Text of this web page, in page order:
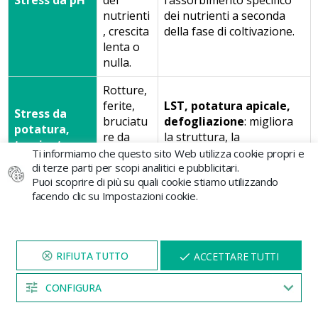
nutrienti
, crescita
lenta o
nulla.
dei nutrienti a seconda
della fase di coltivazione.
Stress da
potatura,
trapianto o
allenamento
Rotture,
ferite,
bruciatu
re da
esposizi
one o
vento.
LST, potatura apicale,
defogliazione: migliora
la struttura, la
distribuzione luminosa e
la produzione di cime.
eccesso
di
irrigazio
fertilizza
Ti informiamo che questo sito Web utilizza cookie propri e
di terze parti per scopi analitici e pubblicitari.
Puoi scoprire di più su quali cookie stiamo utilizzando
facendo clic su Impostazioni cookie.
CONFIGURA
ACCETTARE TUTTI
VISITA IL NOSTRO SITO
PER 5 MINUTI E QUI
APPARIRÀ UNOSCONTO
04:53